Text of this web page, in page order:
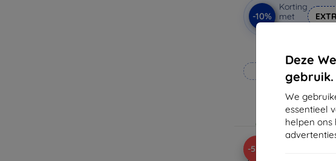
Deze
gebruik.
We
essentieel
helpen ons
-10%
Korting
met
coupon
Op maat gemaakt
€ 17,90
€ 16,11
Op voorraad: > 5
-52%